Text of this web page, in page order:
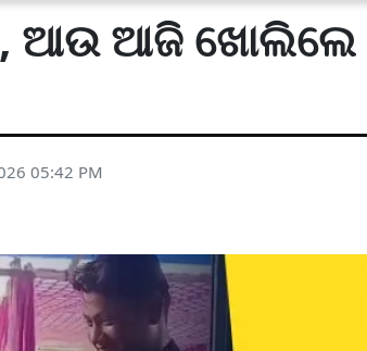
ଆଉ ଆଜି
05:42 PM